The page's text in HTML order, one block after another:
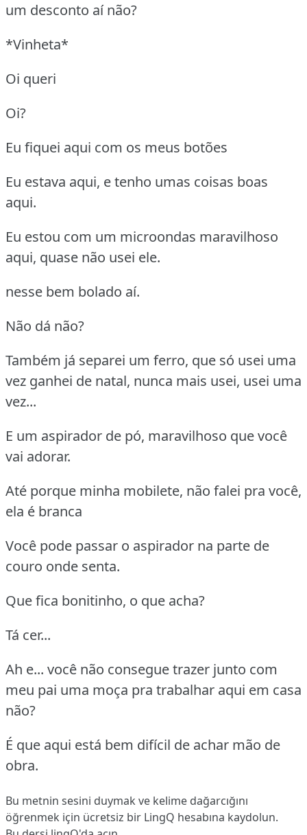
um desconto aí não?
*Vinheta*
Oi queri
Oi?
Eu fiquei aqui com os meus botões
Eu estava aqui, e tenho umas coisas boas
aqui.
Eu estou com um microondas maravilhoso
aqui, quase não usei ele.
nesse bem bolado aí.
Não dá não?
Também já separei um ferro, que só usei uma
vez ganhei de natal, nunca mais usei, usei uma
vez...
E um aspirador de pó, maravilhoso que você
vai adorar.
Até porque minha mobilete, não falei pra você,
ela é branca
Você pode passar o aspirador na parte de
couro onde senta.
Que fica bonitinho, o que acha?
Tá cer...
Ah e... você não consegue trazer junto com
meu pai uma moça pra trabalhar aqui em casa
não?
É que aqui está bem difícil de achar mão de
obra.
Bu metnin sesini duymak ve kelime dağarcığını
öğrenmek için ücretsiz bir LingQ hesabına kaydolun.